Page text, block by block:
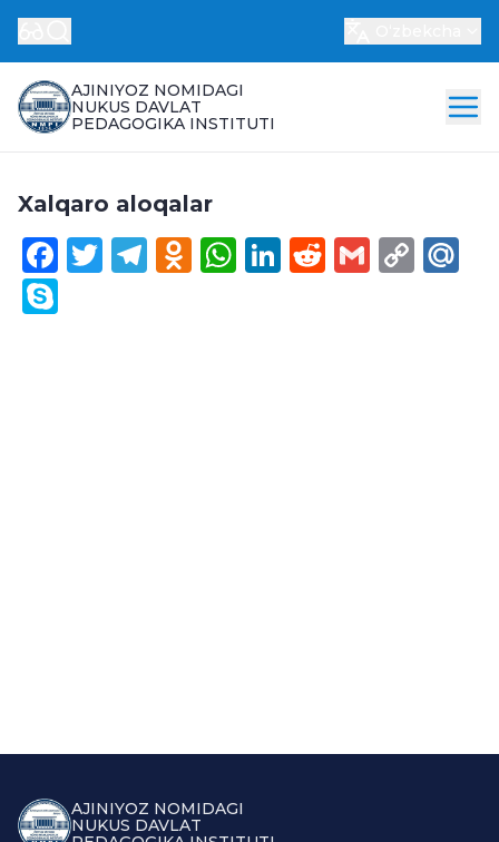
AJINIYOZ NOMIDAGI
NUKUS DAVLAT
PEDAGOGIKA INSTITUTI
Xalqaro aloqalar
Facebook
Twitter
Telegram
Odnoklassniki
WhatsApp
LinkedIn
Reddit
Gmail
AJINIYOZ NOMIDAGI
NUKUS DAVLAT